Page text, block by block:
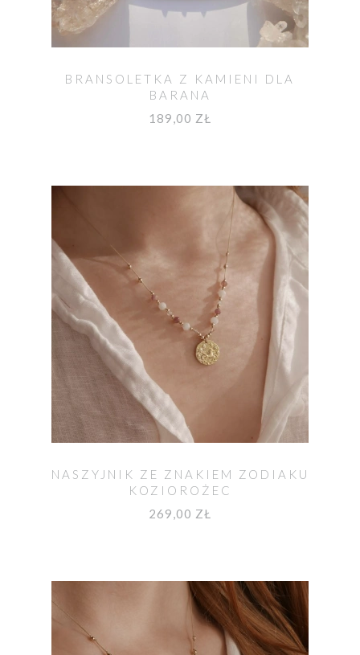
BRANSOLETKA Z KAMIENI DLA
BARANA
189,00 ZŁ
NASZYJNIK ZE ZNAKIEM ZODIAKU
KOZIOROŻEC
269,00 ZŁ